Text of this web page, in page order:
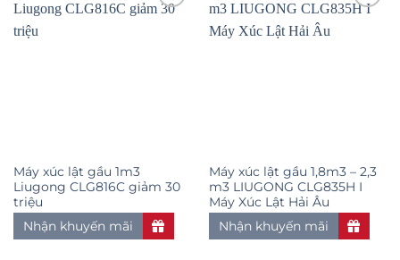
Máy xúc lật gầu 1m3
Liugong CLG816C giảm 30
triệu
Nhận khuyến mãi
Máy xúc lật gầu 1,8m3 – 2,3
m3 LIUGONG CLG835H I
Máy Xúc Lật Hải Âu
Nhận khuyến mãi